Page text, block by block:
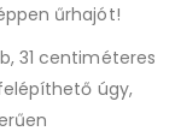
űrhajót!
31 centiméteres
úgy,